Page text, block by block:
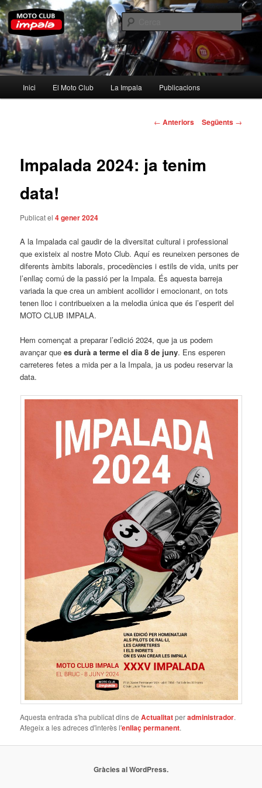
Aneu
al
contingut
principalMoto Club Impala
Cerca
principal
Inici El Moto Club La Impala Publicacions
Navegació
entrades
← Anteriors Següents →
Impalada 2024: ja tenim
data!
Publicat el4 gener 2024
A la Impalada cal gaudir de la diversitat cultural i professional
que existeix al nostre Moto Club. Aquí es reuneixen persones de
diferents àmbits laborals, procedències i estils de vida, units per
l’enllaç comú de la passió per la Impala. És aquesta barreja
variada la que crea un ambient acollidor i emocionant, on tots
tenen lloc i contribueixen a la melodia única que és l’esperit del
MOTO CLUB IMPALA.
Hem començat a preparar l’edició 2024, que ja us podem
avançar quees durà a terme el dia 8 de juny. Ens esperen
carreteres fetes a mida per a la Impala, ja us podeu reservar la
data.
Aquesta entrada s'ha publicat dins deActualitatperadministrador.
Afegeix a les adreces d'interès l'enllaç permanent.
Gràcies al WordPress.